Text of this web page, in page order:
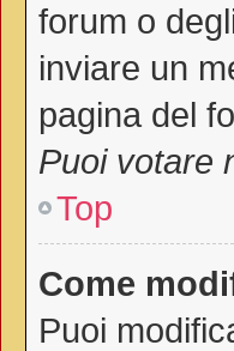
forum o
inviare un
pagina del
Puoi votare
Top
Come
Puoi